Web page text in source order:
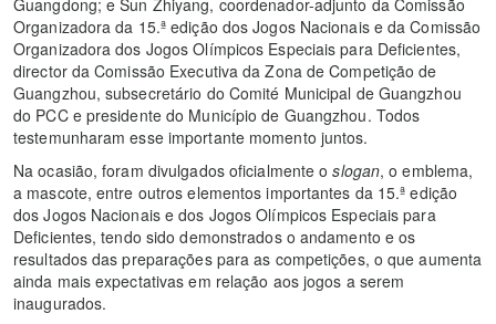
Guangdong; e Sun Zhiyang, coordenador-adjunto da Comissão
Organizadora da 15.ª edição dos Jogos Nacionais e da Comissão
Organizadora dos Jogos Olímpicos Especiais para Deficientes,
director da Comissão Executiva da Zona de Competição de
Guangzhou, subsecretário do Comité Municipal de Guangzhou
do PCC e presidente do Município de Guangzhou. Todos
testemunharam esse importante momento juntos.
Na ocasião, foram divulgados oficialmente oslogan, o emblema,
a mascote, entre outros elementos importantes da 15.ª edição
dos Jogos Nacionais e dos Jogos Olímpicos Especiais para
Deficientes, tendo sido demonstrados o andamento e os
resultados das preparações para as competições, o que aumenta
ainda mais expectativas em relação aos jogos a serem
inaugurados.